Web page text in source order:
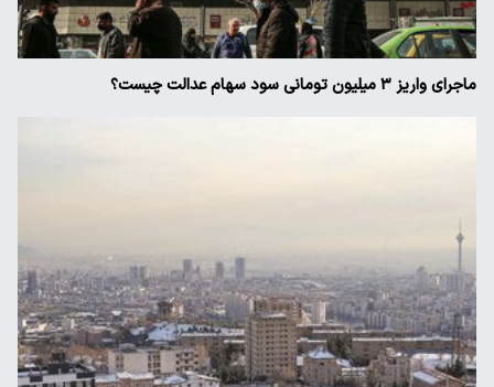
ماجرای واریز ۳ میلیون تومانی سود سهام عدالت چیست؟